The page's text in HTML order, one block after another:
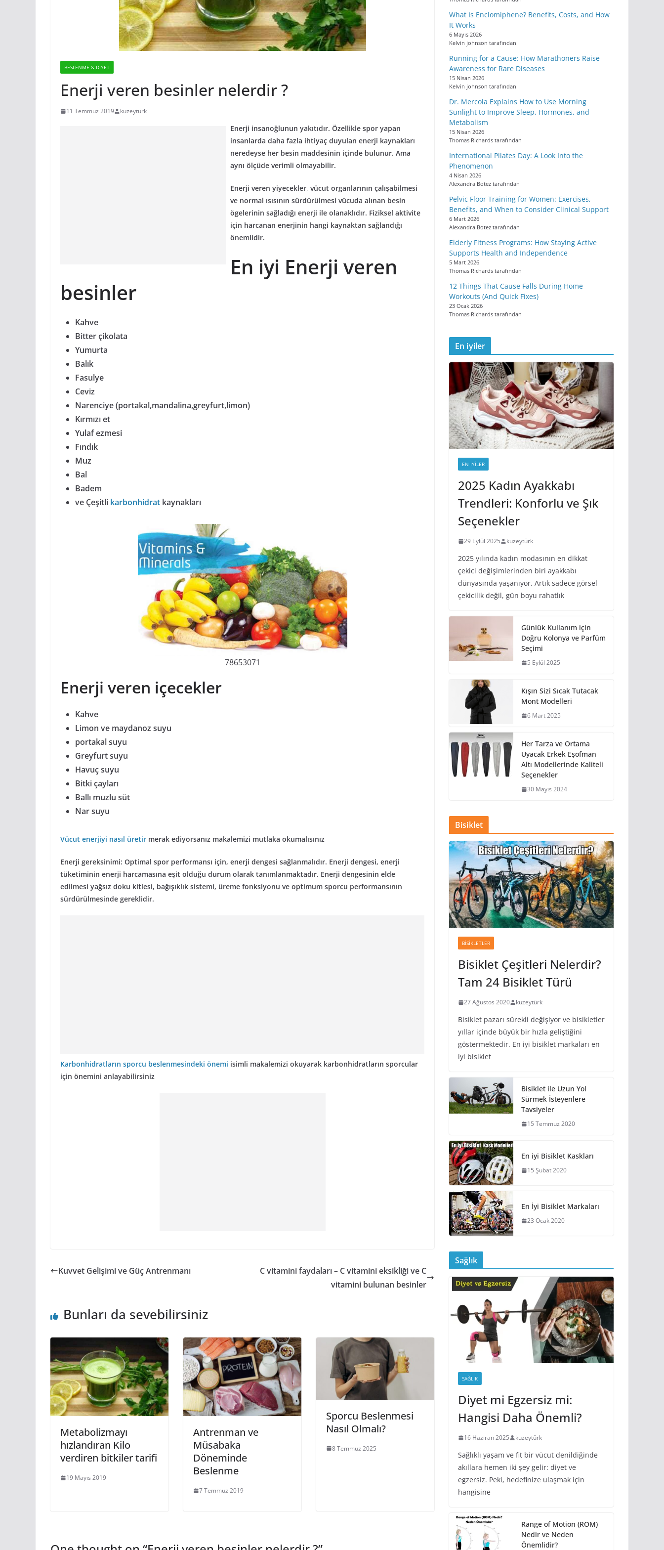
BESLENME & DIYET
Enerji veren besinler nelerdir ?
11 Temmuz 2019 kuzeytürk
Enerji insanoğlunun yakıtıdır. Özellikle spor yapan
insanlarda daha fazla ihtiyaç duyulan enerji kaynakları
neredeyse her besin maddesinin içinde bulunur. Ama
aynı ölçüde verimli olmayabilir.
Enerji veren yiyecekler, vücut organlarının çalışabilmesi
ve normal ısısının sürdürülmesi vücuda alınan besin
ögelerinin sağladığı enerji ile olanaklıdır. Fiziksel aktivite
için harcanan enerjinin hangi kaynaktan sağlandığı
önemlidir.
En iyi Enerji veren
besinler
Kahve
Bitter çikolata
Yumurta
Balık
Fasulye
Ceviz
Narenciye (portakal,mandalina,greyfurt,limon)
Kırmızı et
Yulaf ezmesi
Fındık
Muz
Bal
Badem
ve Çeşitli karbonhidrat kaynakları
78653071
Enerji veren içecekler
Kahve
Limon ve maydanoz suyu
portakal suyu
Greyfurt suyu
Havuç suyu
Bitki çayları
Ballı muzlu süt
Nar suyu
Vücut enerjiyi nasıl üretir merak ediyorsanız makalemizi mutlaka okumalısınız
Enerji gereksinimi: Optimal spor performansı için, enerji dengesi sağlanmalıdır. Enerji dengesi, enerji
tüketiminin enerji harcamasına eşit olduğu durum olarak tanımlanmaktadır. Enerji dengesinin elde
edilmesi yağsız doku kitlesi, bağışıklık sistemi, üreme fonksiyonu ve optimum sporcu performansının
sürdürülmesinde gereklidir.
Karbonhidratların sporcu beslenmesindeki önemi isimli makalemizi okuyarak karbonhidratların sporcular
için önemini anlayabilirsiniz
Kuvvet Gelişimi ve Güç Antrenmanı
C vitamini faydaları – C vitamini eksikliği ve C
vitamini bulunan besinler
Bunları da sevebilirsiniz
Metabolizmayı
hızlandıran Kilo
verdiren bitkiler tarifi
19 Mayıs 2019
Antrenman ve
Müsabaka
Döneminde
Beslenme
7 Temmuz 2019
Sporcu Beslenmesi
Nasıl Olmalı?
8 Temmuz 2025
What Is Enclomiphene? Benefits, Costs, and How
It Works
6 Mayıs 2026
Kelvin johnson tarafından
Running for a Cause: How Marathoners Raise
Awareness for Rare Diseases
15 Nisan 2026
Kelvin johnson tarafından
Dr. Mercola Explains How to Use Morning
Sunlight to Improve Sleep, Hormones, and
Metabolism
15 Nisan 2026
Thomas Richards tarafından
International Pilates Day: A Look Into the
Phenomenon
4 Nisan 2026
Alexandra Botez tarafından
Pelvic Floor Training for Women: Exercises,
Benefits, and When to Consider Clinical Support
6 Mart 2026
Alexandra Botez tarafından
Elderly Fitness Programs: How Staying Active
Supports Health and Independence
5 Mart 2026
Thomas Richards tarafından
12 Things That Cause Falls During Home
Workouts (And Quick Fixes)
23 Ocak 2026
Thomas Richards tarafından
En iyiler
EN IYILER
2025 Kadın Ayakkabı
Trendleri: Konforlu ve Şık
Seçenekler
29 Eylül 2025 kuzeytürk
2025 yılında kadın modasının en dikkat
çekici değişimlerinden biri ayakkabı
dünyasında yaşanıyor. Artık sadece görsel
çekicilik değil, gün boyu rahatlık
Günlük Kullanım için
Doğru Kolonya ve Parfüm
Seçimi
5 Eylül 2025
Kışın Sizi Sıcak Tutacak
Mont Modelleri
6 Mart 2025
Her Tarza ve Ortama
Uyacak Erkek Eşofman
Altı Modellerinde Kaliteli
Seçenekler
30 Mayıs 2024
Bisiklet
BISIKLETLER
Bisiklet Çeşitleri Nelerdir?
Tam 24 Bisiklet Türü
27 Ağustos 2020 kuzeytürk
Bisiklet pazarı sürekli değişiyor ve bisikletler
yıllar içinde büyük bir hızla geliştiğini
göstermektedir. En iyi bisiklet markaları en
iyi bisiklet
Bisiklet ile Uzun Yol
Sürmek İsteyenlere
Tavsiyeler
15 Temmuz 2020
En iyi Bisiklet Kaskları
15 Şubat 2020
En İyi Bisiklet Markaları
23 Ocak 2020
Sağlık
SAĞLIK
Diyet mi Egzersiz mi:
Hangisi Daha Önemli?
16 Haziran 2025 kuzeytürk
Sağlıklı yaşam ve fit bir vücut denildiğinde
akıllara hemen iki şey gelir: diyet ve
egzersiz. Peki, hedefinize ulaşmak için
hangisine
Range of Motion (ROM)
Nedir ve Neden
Önemlidir?